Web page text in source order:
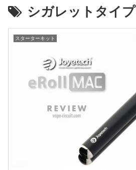
シガレットタイプ
スターターキット